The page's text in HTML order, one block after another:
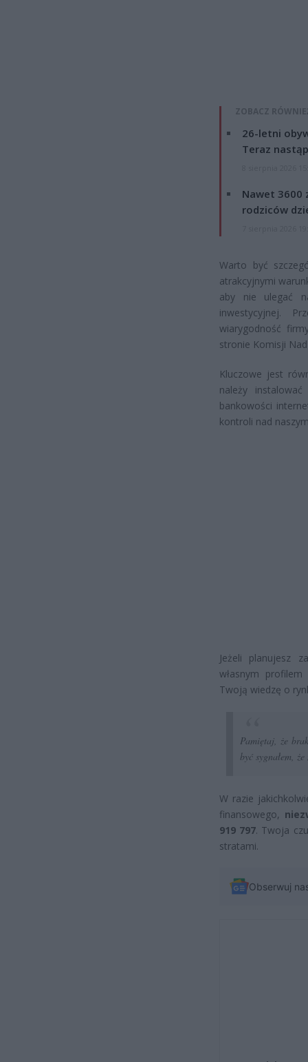
ZOBACZ
26-letni
Teraz
Nawet 3600
rodziców
Warto być
atrakcyjnymi
aby nie ulegać
inwestycyjnej.
wiarygodność
stronie Komisji
Kluczowe jest
należy
bankowości
kontroli nad
Jeżeli planujesz
własnym
Twoją wiedzę o
Pamiętaj, że
być sygnałem,
W razie
finansowego,
919 797. Twoja
stratami.
Obserwuj